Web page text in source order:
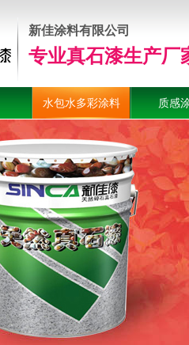
新佳涂料有限公司
专业真石漆生产厂
水包水多彩涂料 质感